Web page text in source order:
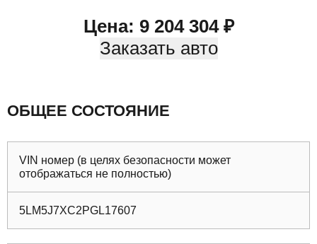
Цена: 9 204 304₽
Заказать авто
ОБЩЕЕ СОСТОЯНИЕ
VIN номер (в целях безопасности может
отображаться не полностью)
5LM5J7XC2PGL17607